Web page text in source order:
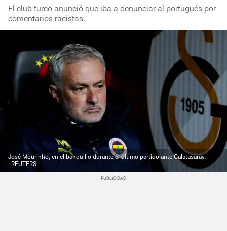
El club turco anunció que iba a denunciar al portugués por
comentarios racistas.
José Mourinho, en el banquillo durante el último partido ante Galatasaray.
REUTERS